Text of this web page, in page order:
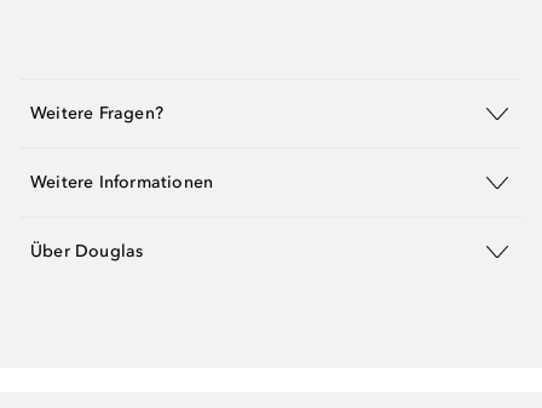
Weitere Fragen?
Weitere Informationen
Über Douglas